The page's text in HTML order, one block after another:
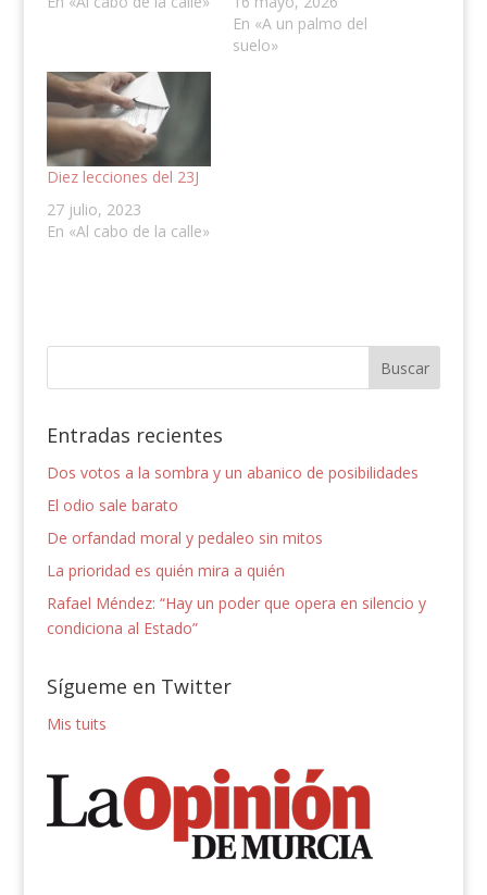
En «A un palmo del
suelo»
Diez lecciones del 23J
27 julio, 2023
En «Al cabo de la calle»
Entradas recientes
Dos votos a la sombra y un abanico de posibilidades
El odio sale barato
De orfandad moral y pedaleo sin mitos
La prioridad es quién mira a quién
Rafael Méndez: “Hay un poder que opera en silencio y
condiciona al Estado”
Sígueme en Twitter
Mis tuits